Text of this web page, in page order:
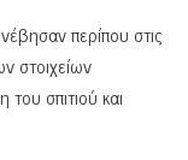
περίπου στις
στοιχείων
σπιτιού και